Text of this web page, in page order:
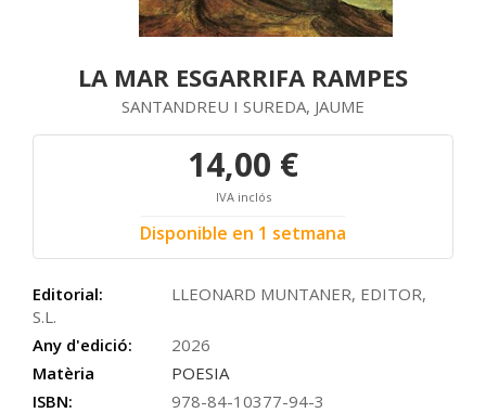
LA MAR ESGARRIFA RAMPES
SANTANDREU I SUREDA, JAUME
14,00 €
IVA inclós
Disponible en 1 setmana
Editorial:
LLEONARD MUNTANER, EDITOR,
S.L.
Any d'edició:
2026
Matèria
POESIA
ISBN:
978-84-10377-94-3